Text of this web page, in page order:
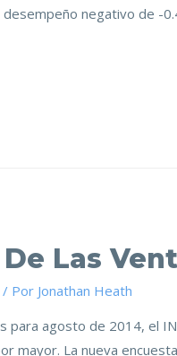
negativo de -
Las
/ Por Jonathan Heath
para agosto de 2014, el
mayor. La nueva